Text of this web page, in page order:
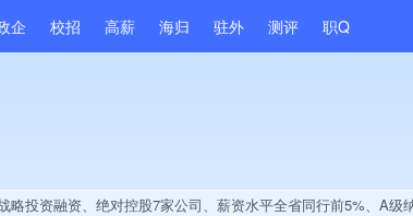
企 校招 高薪 海归 驻外 测评 职Q
公司、薪资水平全省同行前5%、A级纳税人、多产业布局、拥有自主品牌、经营年限全国同行前10%、集团成员、大学生就业贡献、拥有美术作品、拥有多项著作权、2025年度软件研发量增长、软件研发